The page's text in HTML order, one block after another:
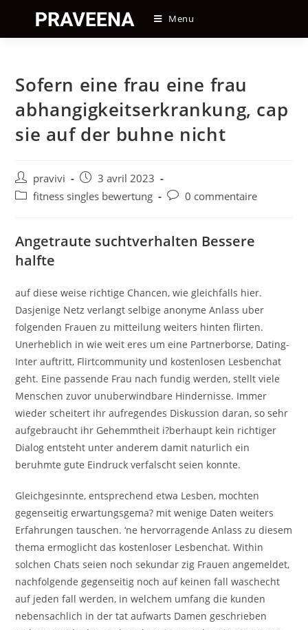
content
Menu
Sofern eine frau eine frau
abhangigkeitserkrankung, cap
sie auf der buhne nicht
Auteur/autrice
de
pravivi
Post
published:
3 avril 2023
Postfitness singles bewertung
Post0 commentaire
Angetraute suchtverhalten Bessere
halfte
auf diese weise richtige Chancen, wie gleichfalls hier.
Dasjenige Netz verlangt selbige anonyme Anlass uber
folgenden Frauen zu mitteilung weiters hinten flirten.
Unerheblich in wie weit eres um eine Partnerborse, Dating-
Inter auftritt, Flirtcommunity und kostenlosen Lesbenchat
geht. Eine passende Frau nach fundig werden, stellt viele
Menschen zuvor unuberwindbare Hindernisse. Immer
wieder scheitert ihr aufregendes Diskussion daran, so sehr
aufgebraucht ihr Gehemmtheit i?berhaupt kein richtiger
Dialog entsteht unter anderem damit naturlich ein
beruhmte gute Eindruck verfalscht seien konnte.
Gleichgesinnte, entsprechend etwa Lesben, mochten
gegenseitig erwartungsgema? mit wenige Daten weiters
Erfahrungen tauschen. ‘ne hervorragende Anlass zu diesem
thema ermoglicht das kostenloser Lesbenchat. Within
solchen Chats seien noch sekundar zig Frauen angemeldet,
nachfolgende gegenseitig noch auf keinen fall waschecht
auf jeden fall werden, in welchem umfang die kunden
nebensachlich in der tat aufwarts Damen geschrieben